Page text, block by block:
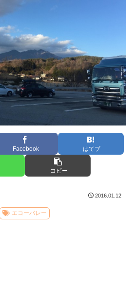
Facebook はてブ
コピー
2016.01.12
エコーバレー